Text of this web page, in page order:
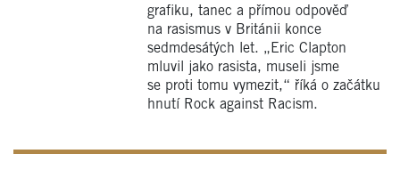
grafiku, tanec a přímou odpověď
na rasismus v Británii konce
sedmdesátých let. „Eric Clapton
mluvil jako rasista, museli jsme
se proti tomu vymezit,“ říká o začátku
hnutí Rock against Racism.